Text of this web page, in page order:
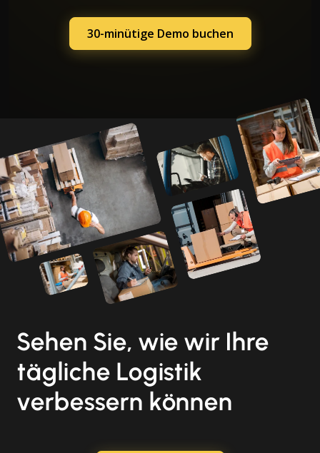
30-minütige Demo buchen
Sehen Sie, wie wir Ihre
tägliche Logistik
verbessern können